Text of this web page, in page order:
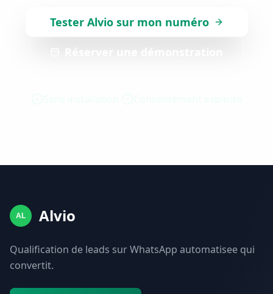
Tester Alvio sur mon numéro
AL Alvio
Qualification de leads sur WhatsApp automatisee qui
convertit.